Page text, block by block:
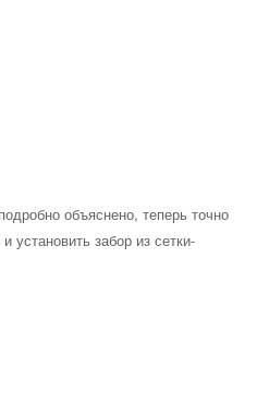
объяснено, теперь точно
установить забор из сетки-